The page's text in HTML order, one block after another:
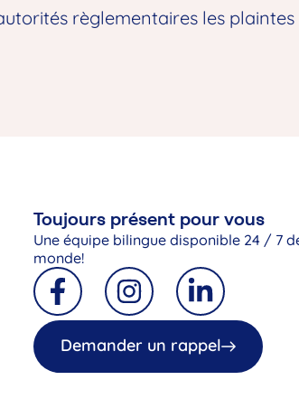
règlementaires les
Toujours présent pour vous
Une équipe bilingue disponible 24 / 7
monde!
Demander un rappel